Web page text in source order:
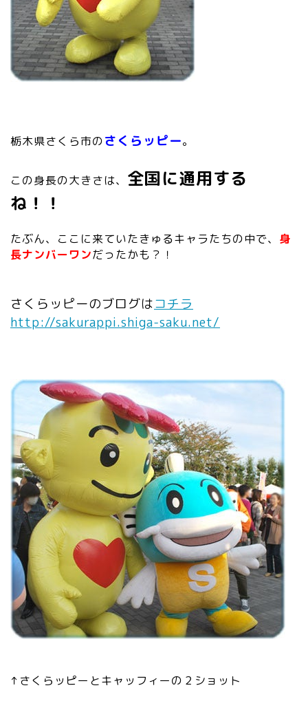
栃木県さくら市のさくらッピー。
この身長の大きさは、 全国に通用する
ね！！
たぶん、ここに来ていたきゅるキャラたちの中で、 身
長ナンバーワンだったかも？！
さくらッピーのブログはコチラ
http://sakurappi.shiga-saku.net/
↑さくらッピーとキャッフィーの２ショット